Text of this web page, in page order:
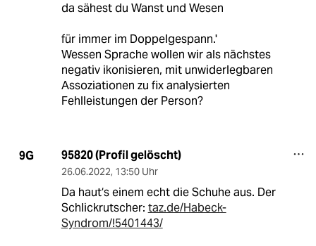
da sähest du Wanst und Wesen
für immer im Doppelgespann.'
Wessen Sprache wollen wir als nächstes
negativ ikonisieren, mit unwiderlegbaren
Assoziationen zu fix analysierten
Fehlleistungen der Person?
9G 95820 (Profil gelöscht)
26.06.2022, 13:50 Uhr
Da haut‘s einem echt die Schuhe aus. Der
Schlickrutscher: taz.de/Habeck-
Syndrom/!5401443/